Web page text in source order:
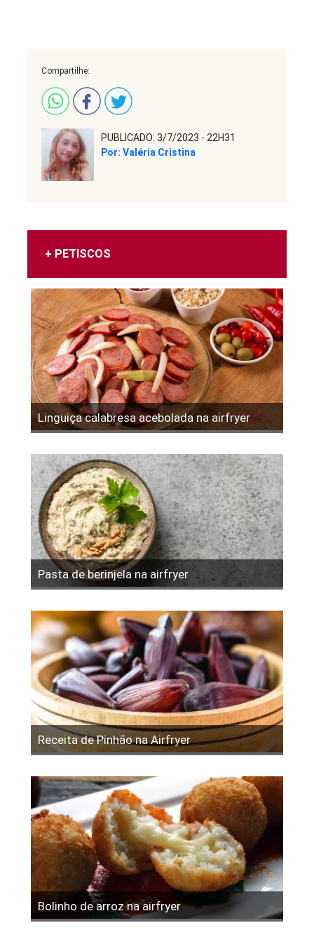
Compartilhe:
PUBLICADO: 3/7/2023 - 22H31
Por: Valéria Cristina
+ PETISCOS
Linguiça calabresa acebolada na airfryer
Pasta de berinjela na airfryer
Receita de Pinhão na Airfryer
Bolinho de arroz na airfryer